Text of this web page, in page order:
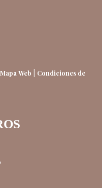
Mapa Web
Condiciones de